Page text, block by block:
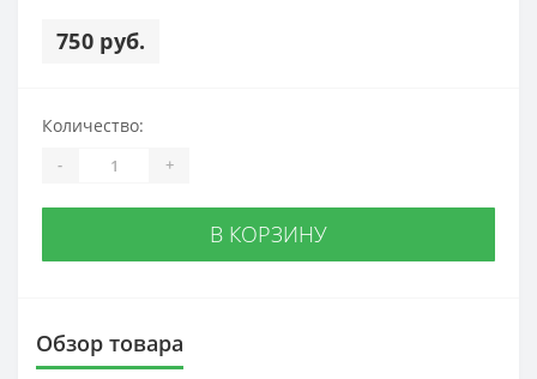
750 руб.
Количество:
- +
В КОРЗИНУ
Обзор товара